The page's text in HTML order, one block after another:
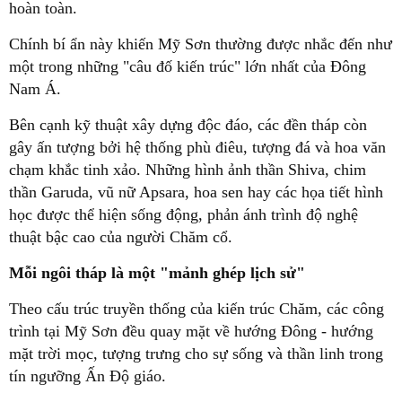
hoàn toàn.
Chính bí ẩn này khiến Mỹ Sơn thường được nhắc đến như
một trong những "câu đố kiến trúc" lớn nhất của Đông
Nam Á.
Bên cạnh kỹ thuật xây dựng độc đáo, các đền tháp còn
gây ấn tượng bởi hệ thống phù điêu, tượng đá và hoa văn
chạm khắc tinh xảo. Những hình ảnh thần Shiva, chim
thần Garuda, vũ nữ Apsara, hoa sen hay các họa tiết hình
học được thể hiện sống động, phản ánh trình độ nghệ
thuật bậc cao của người Chăm cổ.
Mỗi ngôi tháp là một "mảnh ghép lịch sử"
Theo cấu trúc truyền thống của kiến trúc Chăm, các công
trình tại Mỹ Sơn đều quay mặt về hướng Đông - hướng
mặt trời mọc, tượng trưng cho sự sống và thần linh trong
tín ngưỡng Ấn Độ giáo.